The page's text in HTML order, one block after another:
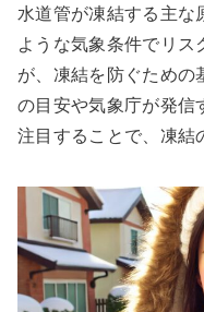
水道管が凍結する主な
ような気象条件でリス
が、凍結を防ぐための
の目安や気象庁が発信
注目することで、凍結